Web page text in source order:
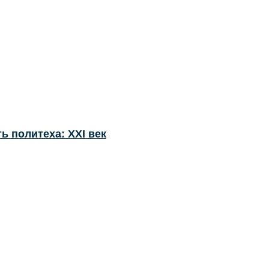
политеха: XXI век